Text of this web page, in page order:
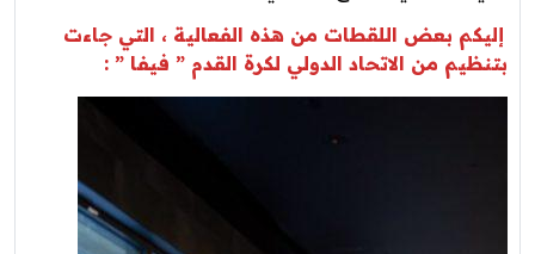
إليكم بعض اللقطات من هذه الفعالية ، التي جاءت
بتنظيم من الاتحاد الدولي لكرة القدم ” فيفا ” :